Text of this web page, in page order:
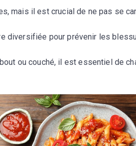
mais il est crucial de ne pas se
diversifiée pour prévenir les
ou couché, il est essentiel de